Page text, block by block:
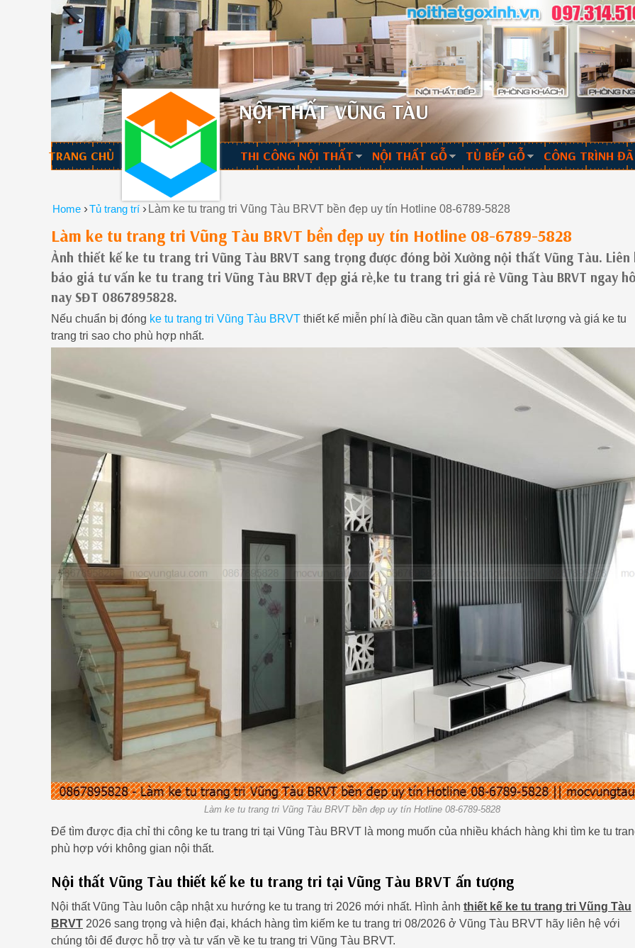
NỘI THẤT VŨNG TÀU
TRANG CHỦ THI CÔNG NỘI THẤT NỘI THẤT GỖ TỦ BẾP GỖ CÔNG TRÌNH
Home ›Tủ trang trí › Làm ke tu trang tri Vũng Tàu BRVT bền đẹp uy tín Hotline 08-6789-5828
Làm ke tu trang tri Vũng Tàu BRVT bền đẹp uy tín Hotline 08-6789-5828
Ảnh thiết kế ke tu trang tri Vũng Tàu BRVT sang trọng được đóng bởi Xưởng nội thất Vũng Tàu. Liên
báo giá tư vấn ke tu trang tri Vũng Tàu BRVT đẹp giá rẻ,ke tu trang tri giá rẻ Vũng Tàu BRVT ngay
nay SĐT 0867895828.
Nếu chuẩn bị đóng ke tu trang tri Vũng Tàu BRVT thiết kế miễn phí là điều cần quan tâm về chất lượng và giá ke tu
trang tri sao cho phù hợp nhất.
Làm ke tu trang tri Vũng Tàu BRVT bền đẹp uy tín Hotline 08-6789-5828
Để tìm được địa chỉ thi công ke tu trang tri tại Vũng Tàu BRVT là mong muốn của nhiều khách hàng khi tìm ke tu
phù hợp với không gian nội thất.
Nội thất Vũng Tàu thiết kế ke tu trang tri tại Vũng Tàu BRVT ấn tượng
Nội thất Vũng Tàu luôn cập nhật xu hướng ke tu trang tri 2026 mới nhất. Hình ảnh thiết kế ke tu trang tri Vũng Tàu
BRVT 2026 sang trọng và hiện đại, khách hàng tìm kiếm ke tu trang tri 08/2026 ở Vũng Tàu BRVT hãy liên hệ với
chúng tôi để được hỗ trợ và tư vấn về ke tu trang tri Vũng Tàu BRVT.